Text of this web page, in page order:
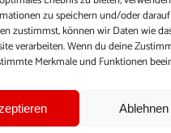
zu speichern und/oder
zustimmst, können wir Daten wie
verarbeiten. Wenn du deine
Merkmale und Funktionen
Ablehnen
nutzen zu können, ein Profil